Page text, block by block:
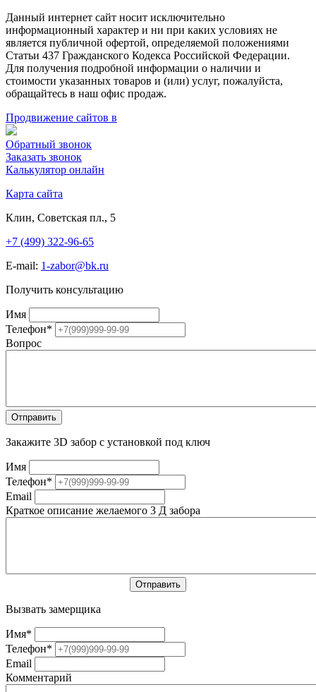
Данный интернет сайт носит исключительно
информационный характер и ни при каких условиях не
является публичной офертой, определяемой положениями
Статьи 437 Гражданского Кодекса Российской Федерации.
Для получения подробной информации о наличии и
стоимости указанных товаров и (или) услуг, пожалуйста,
обращайтесь в наш офис продаж.
Продвижение сайтов в
Обратный звонок
Заказать звонок
Калькулятор онлайн
Карта сайта
Клин, Советская пл., 5
+7 (499) 322-96-65
E-mail: 1-zabor@bk.ru
Получить консультацию
Имя
Телефон*
Вопрос
Закажите 3D забор с установкой под ключ
Имя
Телефон*
Email
Краткое описание желаемого 3 Д забора
Вызвать замерщика
Имя*
Телефон*
Email
Комментарий